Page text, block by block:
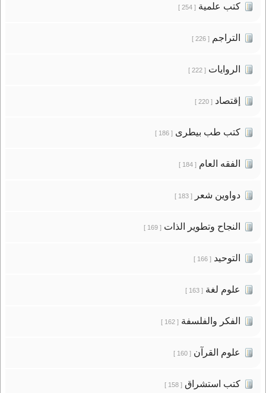
كتب علمية[ 254 ]
التراجم[ 226 ]
الروايات[ 222 ]
إقتصاد[ 220 ]
كتب طب بيطرى[ 186 ]
الفقه العام[ 184 ]
دواوين شعر[ 183 ]
النجاح وتطوير الذات[ 169 ]
التوحيد[ 166 ]
علوم لغة[ 163 ]
الفكر والفلسفة[ 162 ]
علوم القرآن[ 160 ]
كتب استشراق[ 158 ]